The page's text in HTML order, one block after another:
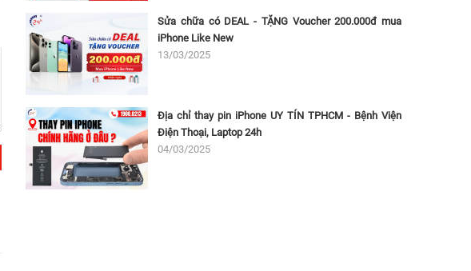
Sửa chữa có DEAL - TẶNG Voucher 200.000đ mua
iPhone Like New
13/03/2025
Địa chỉ thay pin iPhone UY TÍN TPHCM - Bệnh Viện
Điện Thoại, Laptop 24h
04/03/2025